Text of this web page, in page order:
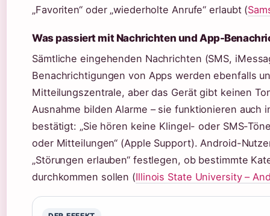
„Favoriten“ oder „wiederholte Anrufe“ erlaubt (
Was passiert mit Nachrichten und App-
Sämtliche eingehenden Nachrichten (SMS,
Benachrichtigungen von Apps werden ebenfalls
Mitteilungszentrale, aber das Gerät gibt keinen
Ausnahme bilden Alarme – sie funktionieren
bestätigt: „Sie hören keine Klingel- oder SMS-
oder Mitteilungen“ (Apple Support). Android-
„Störungen erlauben“ festlegen, ob bestimmte
durchkommen sollen (Illinois State University –